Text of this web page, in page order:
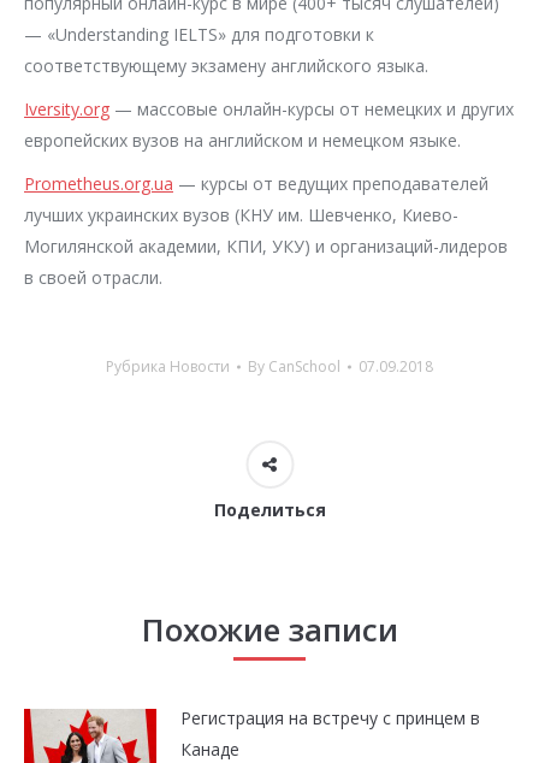
— «Understanding IELTS» для подготовки к
соответствующему экзамену английского языка.
Iversity.org — массовые онлайн-курсы от немецких и других
европейских вузов на английском и немецком языке.
Prometheus.org.ua — курсы от ведущих преподавателей
лучших украинских вузов (КНУ им. Шевченко, Киево-
Могилянской академии, КПИ, УКУ) и организаций-лидеров
в своей отрасли.
Рубрика Новости By CanSchool 07.09.2018
Поделиться
Похожие записи
Регистрация на встречу с принцем в
Канаде